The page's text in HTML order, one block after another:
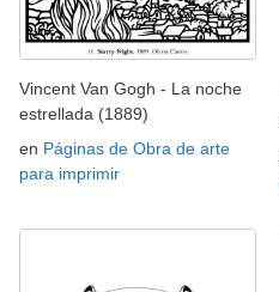
Vincent Van Gogh - La noche
estrellada (1889)
en Páginas de Obra de arte
para imprimir